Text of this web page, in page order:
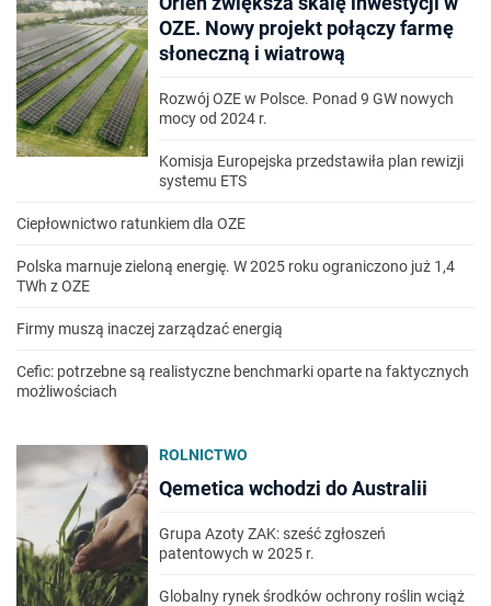
OZE. Nowy projekt połączy farmę
słoneczną i wiatrową
Rozwój OZE w Polsce. Ponad 9 GW nowych
mocy od 2024 r.
Komisja Europejska przedstawiła plan rewizji
systemu ETS
Ciepłownictwo ratunkiem dla OZE
Polska marnuje zieloną energię. W 2025 roku ograniczono już 1,4
TWh z OZE
Firmy muszą inaczej zarządzać energią
Cefic: potrzebne są realistyczne benchmarki oparte na faktycznych
możliwościach
ROLNICTWO
Qemetica wchodzi do Australii
Grupa Azoty ZAK: sześć zgłoszeń
patentowych w 2025 r.
Globalny rynek środków ochrony roślin wciąż